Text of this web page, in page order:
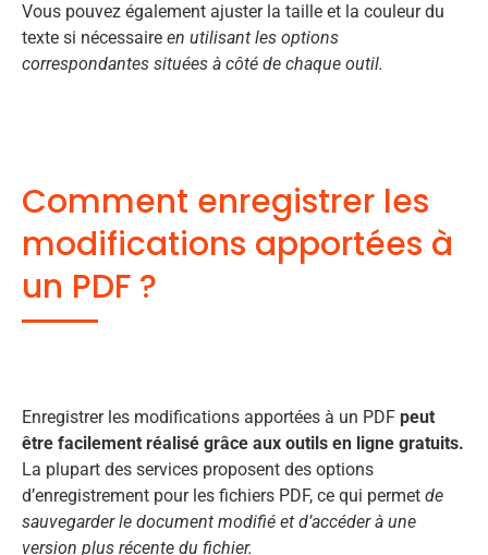
Vous pouvez également ajuster la taille et la couleur du
texte si nécessaire en utilisant les options
correspondantes situées à côté de chaque outil.
Comment enregistrer les
modifications apportées à
un PDF ?
Enregistrer les modifications apportées à un PDF peut
être facilement réalisé grâce aux outils en ligne gratuits.
La plupart des services proposent des options
d’enregistrement pour les fichiers PDF, ce qui permet de
sauvegarder le document modifié et d’accéder à une
version plus récente du fichier.